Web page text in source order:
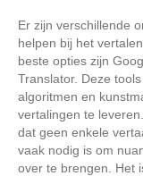
Er zijn verschillende
helpen bij het
beste opties zijn
Translator. Deze
algoritmen en
vertalingen te
dat geen enkele
vaak nodig is om
over te brengen. Het